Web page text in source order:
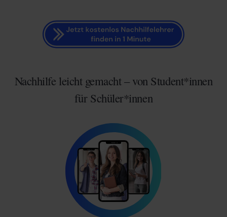
Nachhilfe leicht gemacht – von Student*innen
für Schüler*innen